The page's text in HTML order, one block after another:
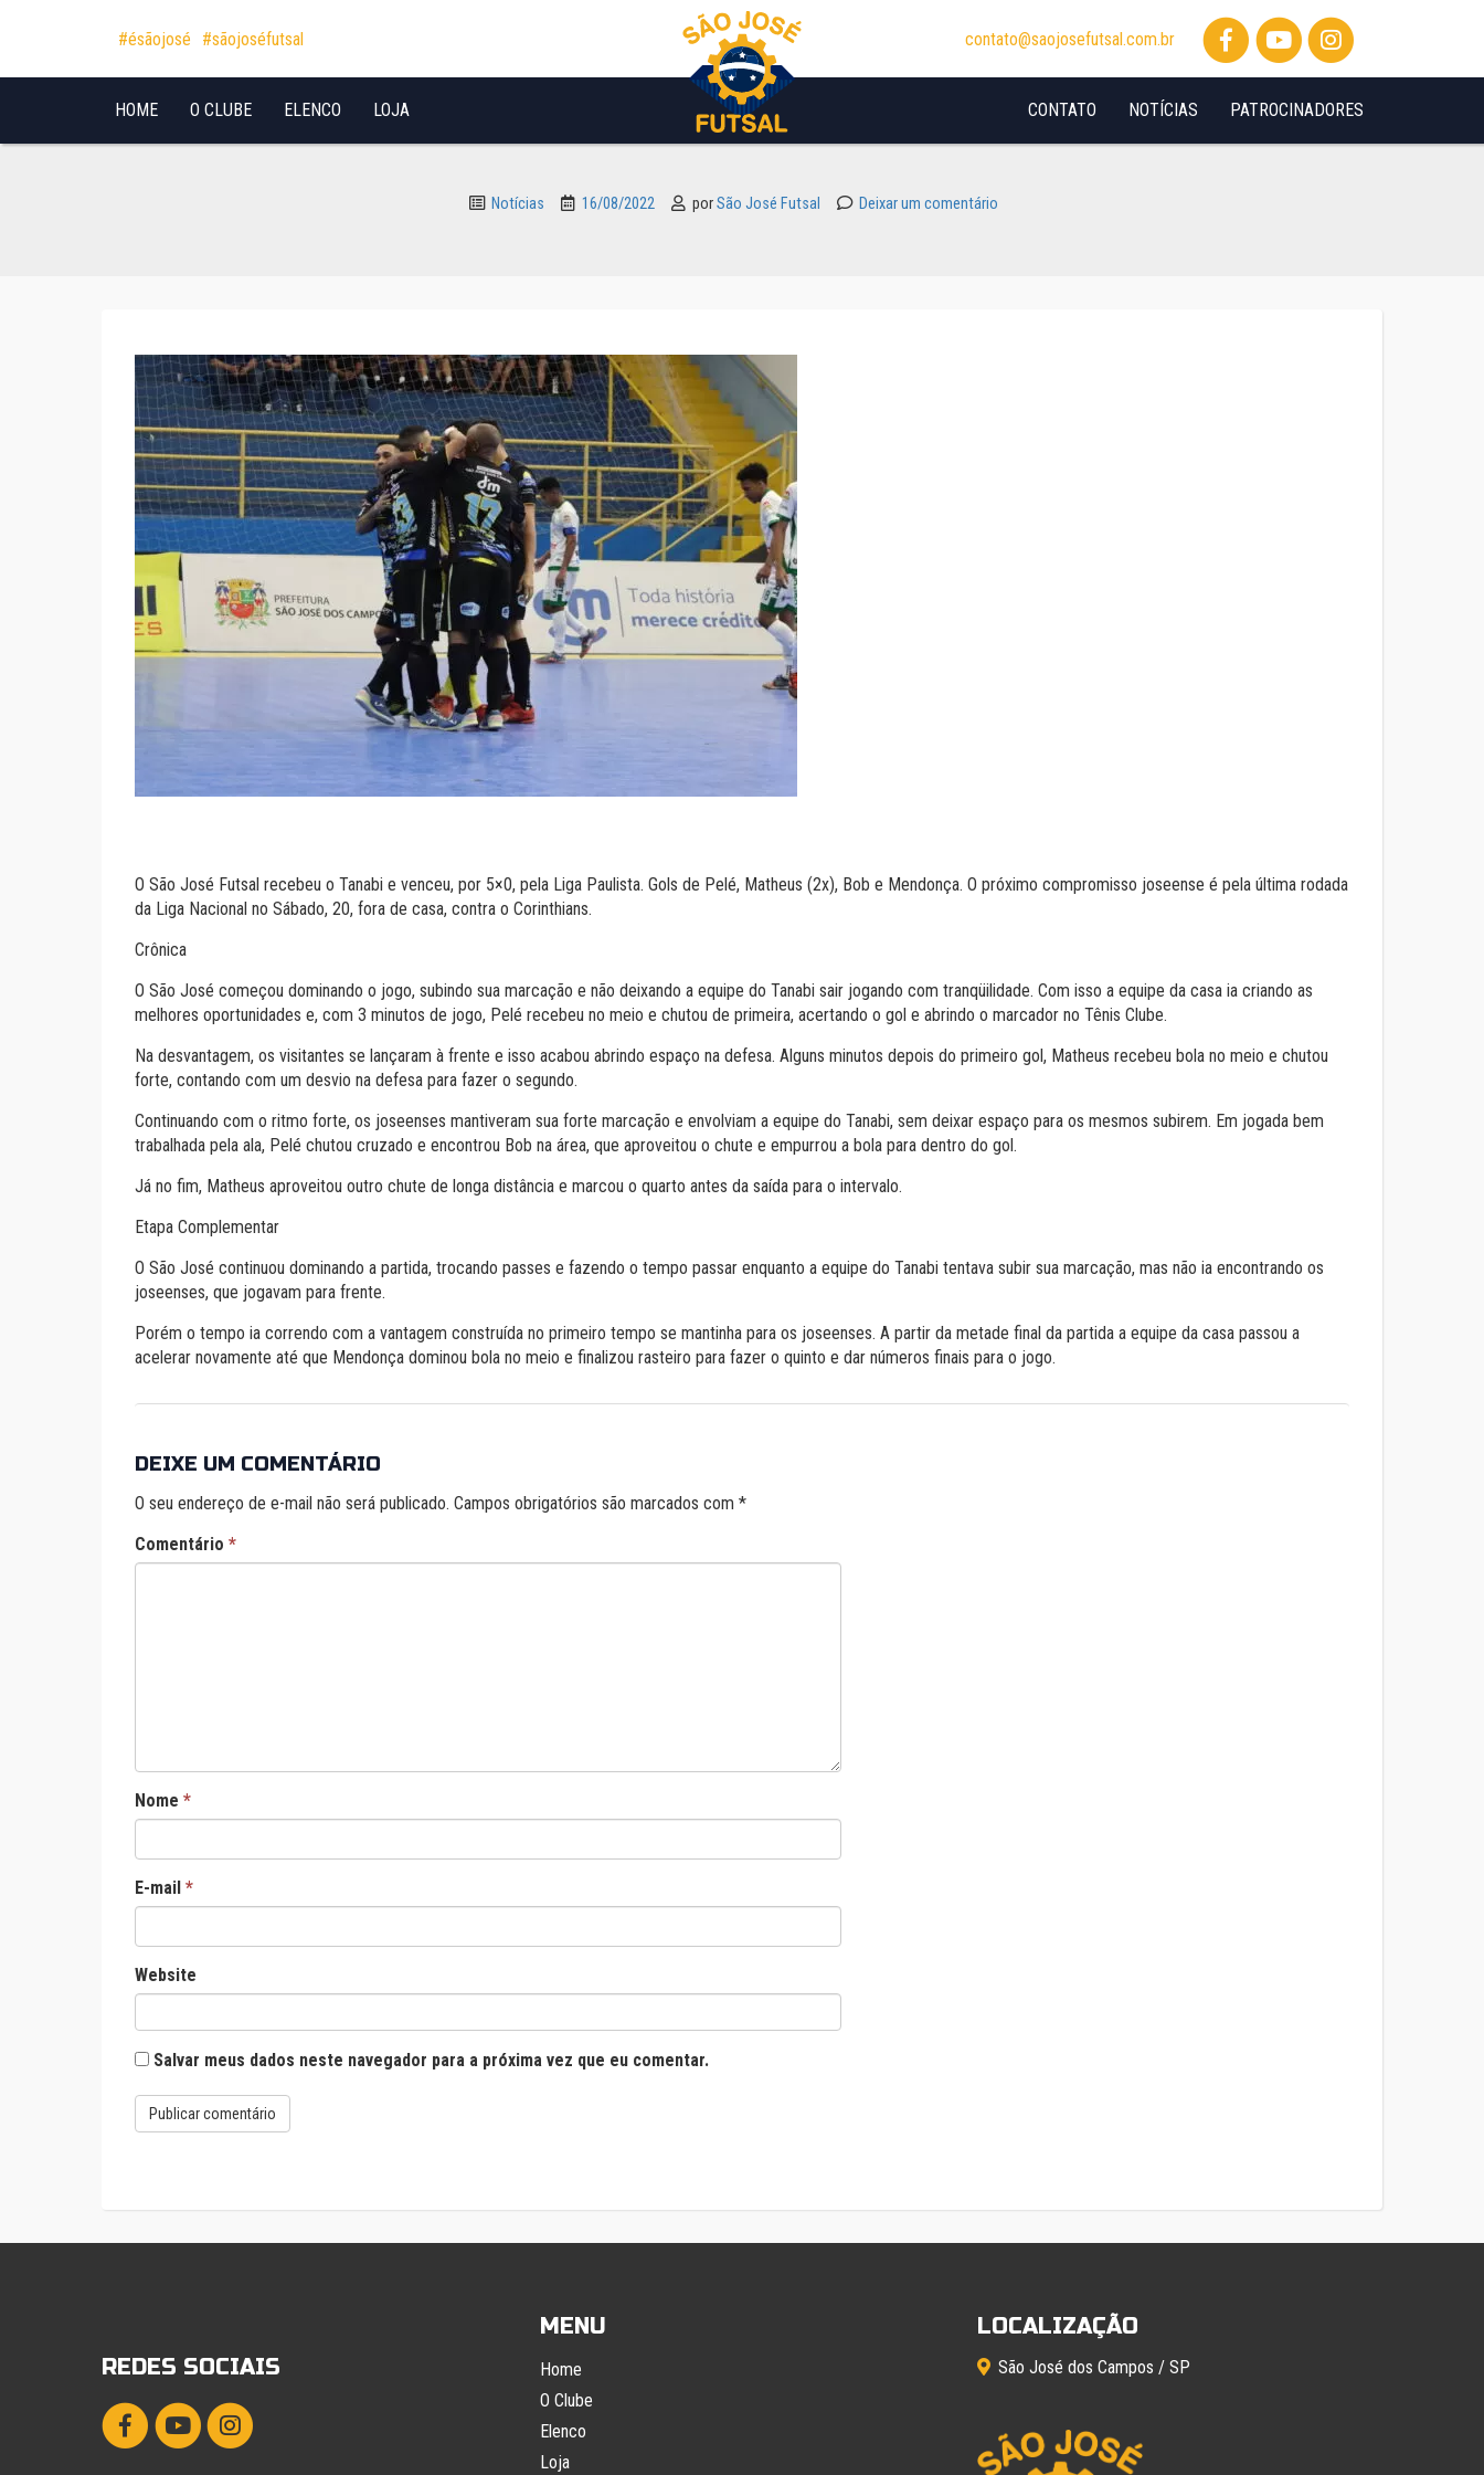
Pular para o conteúdo
#ésãojosé #sãojoséfutsal contato@saojosefutsal.com.br
HOME O CLUBE ELENCO LOJA PATROCINADORES
NOTÍCIAS
CONTATO
Notícias 16/08/2022 porSão José Futsal Deixar um comentário
O São José Futsal recebeu o Tanabi e venceu, por 5×0, pela Liga Paulista. Gols de Pelé, Matheus (2x), Bob e Mendonça. O próximo compromisso joseense é pela última rodada
da Liga Nacional no Sábado, 20, fora de casa, contra o Corinthians.
Crônica
O São José começou dominando o jogo, subindo sua marcação e não deixando a equipe do Tanabi sair jogando com tranqüilidade. Com isso a equipe da casa ia criando as
melhores oportunidades e, com 3 minutos de jogo, Pelé recebeu no meio e chutou de primeira, acertando o gol e abrindo o marcador no Tênis Clube.
Na desvantagem, os visitantes se lançaram à frente e isso acabou abrindo espaço na defesa. Alguns minutos depois do primeiro gol, Matheus recebeu bola no meio e chutou
forte, contando com um desvio na defesa para fazer o segundo.
Continuando com o ritmo forte, os joseenses mantiveram sua forte marcação e envolviam a equipe do Tanabi, sem deixar espaço para os mesmos subirem. Em jogada bem
trabalhada pela ala, Pelé chutou cruzado e encontrou Bob na área, que aproveitou o chute e empurrou a bola para dentro do gol.
Já no fim, Matheus aproveitou outro chute de longa distância e marcou o quarto antes da saída para o intervalo.
Etapa Complementar
O São José continuou dominando a partida, trocando passes e fazendo o tempo passar enquanto a equipe do Tanabi tentava subir sua marcação, mas não ia encontrando os
joseenses, que jogavam para frente.
Porém o tempo ia correndo com a vantagem construída no primeiro tempo se mantinha para os joseenses. A partir da metade final da partida a equipe da casa passou a
acelerar novamente até que Mendonça dominou bola no meio e finalizou rasteiro para fazer o quinto e dar números finais para o jogo.
DEIXE UM COMENTÁRIO
O seu endereço de e-mail não será publicado. Campos obrigatórios são marcados com *
Comentário *
Nome *
E-mail *
Website
Salvar meus dados neste navegador para a próxima vez que eu comentar.
REDES SOCIAIS
MENU
Home
O Clube
Elenco
Loja
LOCALIZAÇÃO
São José dos Campos / SP